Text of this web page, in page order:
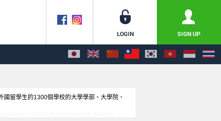
留學生的1300個學校的大學學部、大學院、